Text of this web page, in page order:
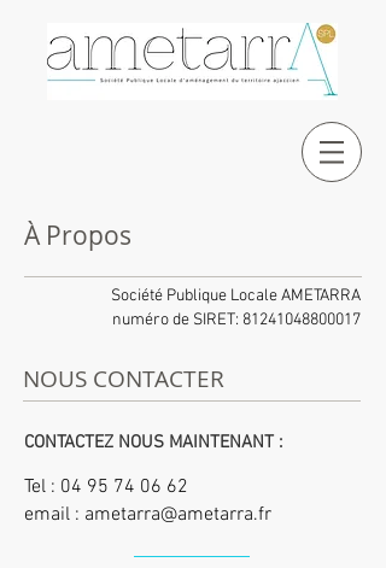
À Propos
Société Publique Locale AMETARRA
numéro de SIRET: 81241048800017
NOUS CONTACTER
CONTACTEZ NOUS MAINTENANT :
Tel : 04 95 74 06 62
email : ametarra@ametarra.fr